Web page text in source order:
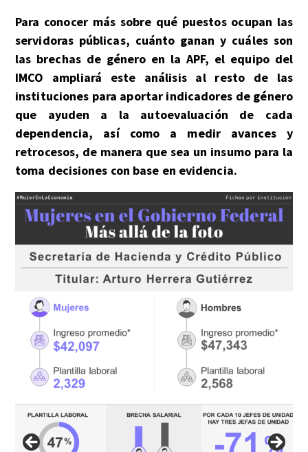
Para conocer más sobre qué puestos ocupan las
servidoras públicas, cuánto ganan y cuáles son
las brechas de género en la APF, el equipo del
IMCO ampliará este análisis al resto de las
instituciones para aportar indicadores de género
que ayuden a la autoevaluación de cada
dependencia, así como a medir avances y
retrocesos, de manera que sea un insumo para la
toma decisiones con base en evidencia.